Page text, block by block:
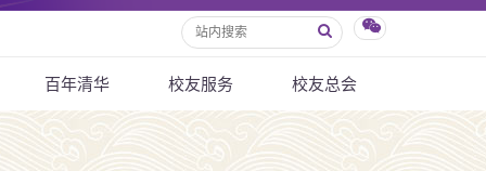
百年清华 校友服务 校友总会